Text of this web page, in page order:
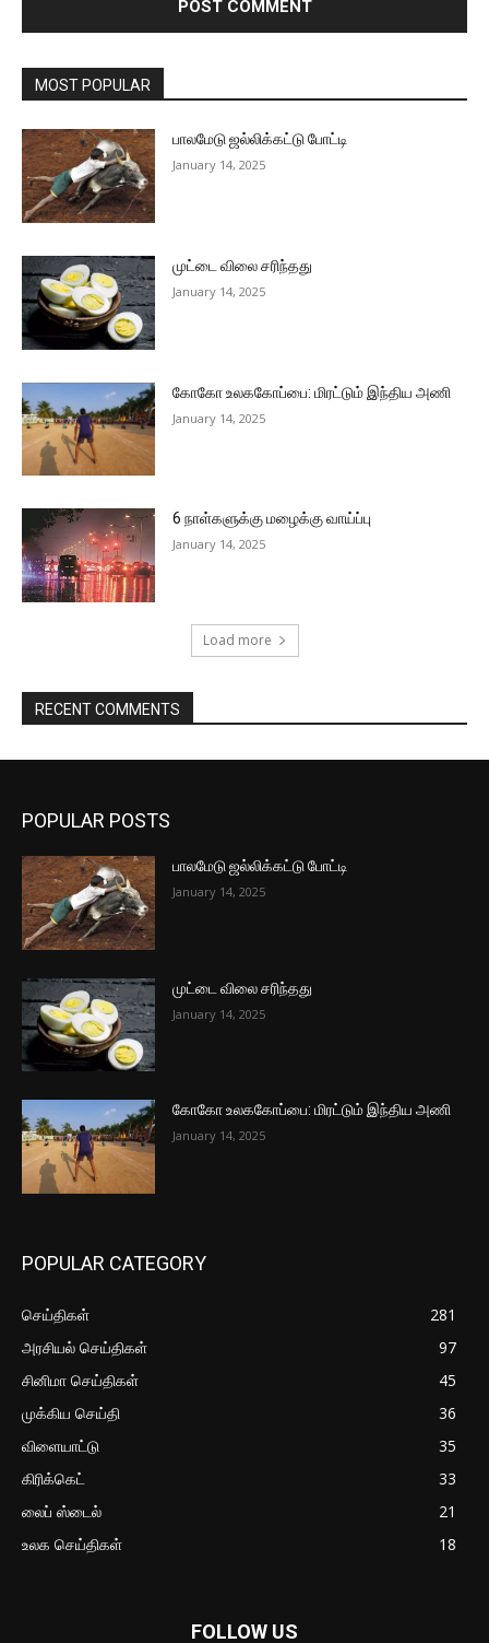
MOST POPULAR
பாலமேடு ஜல்லிக்கட்டு போட்டி
January 14, 2025
முட்டை விலை சரிந்தது
January 14, 2025
கோகோ உலககோப்பை: மிரட்டும் இந்திய அணி
January 14, 2025
6 நாள்களுக்கு மழைக்கு வாய்ப்பு
January 14, 2025
Load more
RECENT COMMENTS
POPULAR POSTS
பாலமேடு ஜல்லிக்கட்டு போட்டி
January 14, 2025
முட்டை விலை சரிந்தது
January 14, 2025
கோகோ உலககோப்பை: மிரட்டும் இந்திய அணி
January 14, 2025
POPULAR CATEGORY
செய்திகள்
281
அரசியல் செய்திகள்
97
சினிமா செய்திகள்
45
முக்கிய செய்தி
36
விளையாட்டு
35
கிரிக்கெட்
33
லைப் ஸ்டைல்
21
உலக செய்திகள்
18
FOLLOW US